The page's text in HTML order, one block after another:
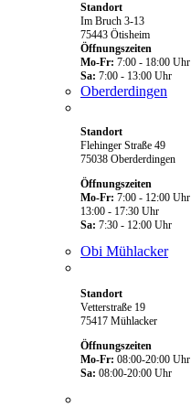
Standort
Im Bruch 3-13
75443 Ötisheim
Öffnungszeiten
Mo-Fr: 7:00 - 18:00 Uhr
Sa: 7:00 - 13:00 Uhr
Oberderdingen
Standort
Flehinger Straße 49
75038 Oberderdingen
Öffnungszeiten
Mo-Fr: 7:00 - 12:00 Uhr
13:00 - 17:30 Uhr
Sa: 7:30 - 12:00 Uhr
Obi Mühlacker
Standort
Vetterstraße 19
75417 Mühlacker
Öffnungszeiten
Mo-Fr: 08:00-20:00 Uhr
Sa: 08:00-20:00 Uhr